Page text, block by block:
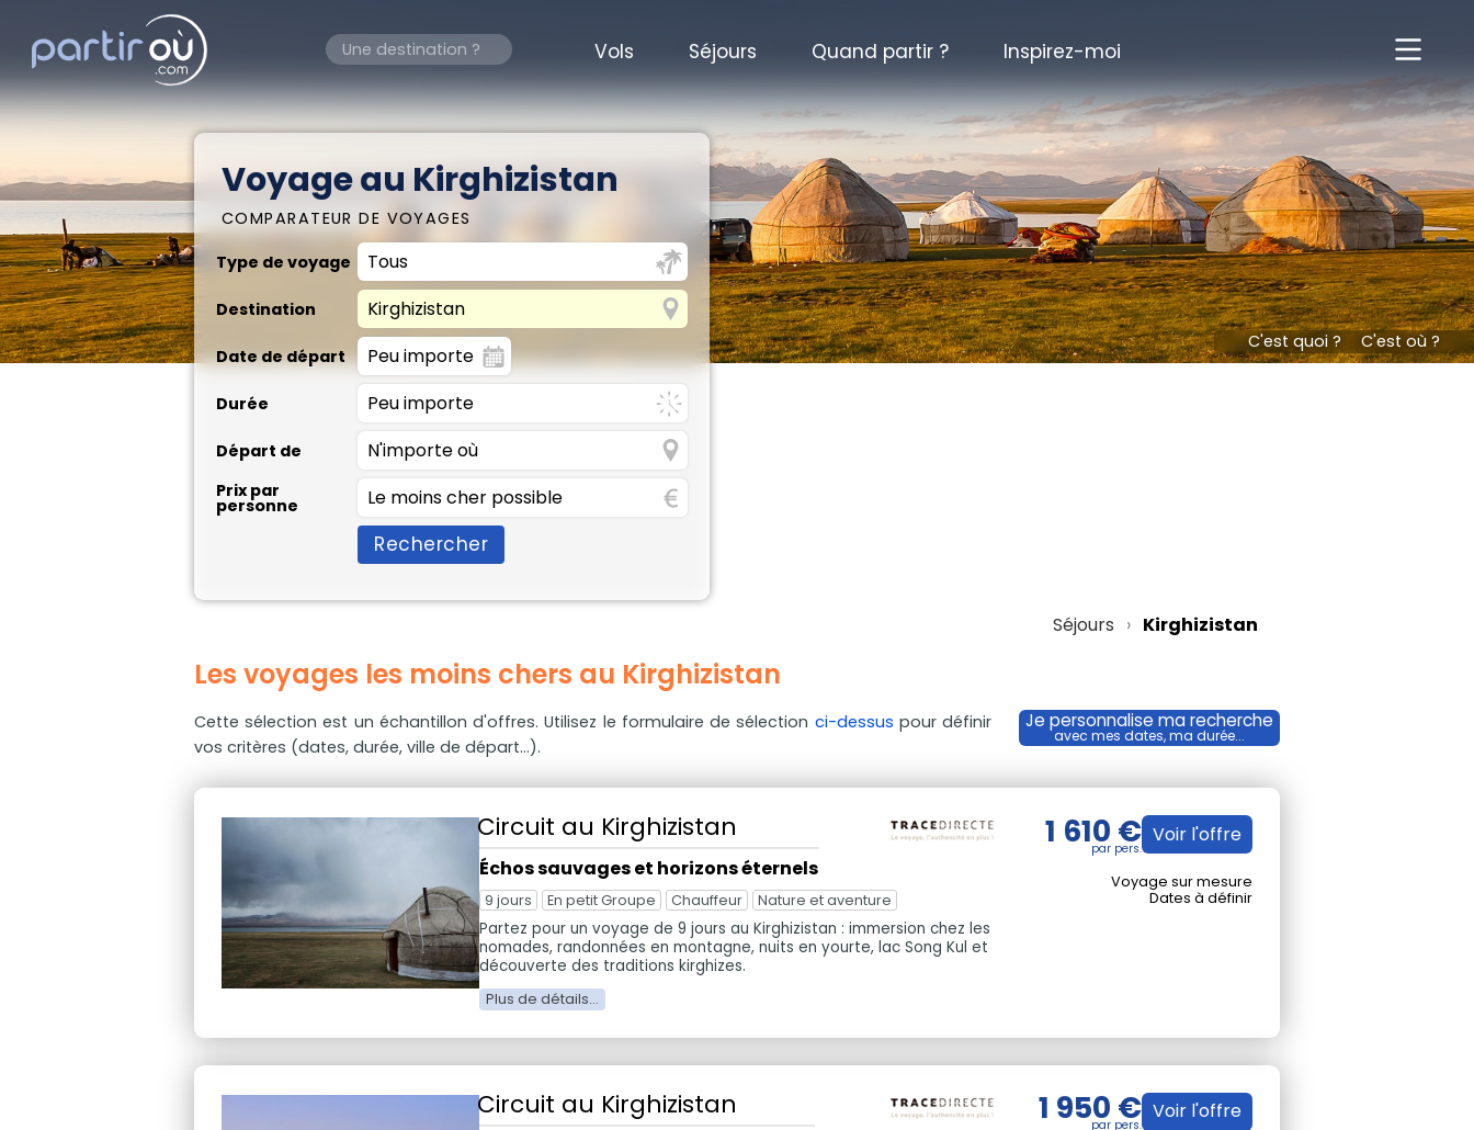
Vols Séjours Quand partir ? Inspirez-moi
Voyage au Kirghizistan
COMPARATEUR DE VOYAGES
Type de voyage
Destination
Date de départ
Durée
Départ de
Prix par
personne
Rechercher
Séjours Kirghizistan
Les voyages les moins chers au Kirghizistan
Je personnalise ma recherche
avec mes dates, ma durée...
Cette sélection est un échantillon d'offres. Utilisez le formulaire de sélection ci-dessus pour définir
vos critères (dates, durée, ville de départ...).
Circuit au Kirghizistan
Échos sauvages et horizons éternels
9 jours En petit Groupe Chauffeur Nature et aventure
Partez pour un voyage de 9 jours au Kirghizistan : immersion chez les
nomades, randonnées en montagne, nuits en yourte, lac Song Kul et
découverte des traditions kirghizes.
1 610 € Voir l'offre
Voyage sur mesure
Dates à définir
Circuit au Kirghizistan 1 950 € Voir l'offre